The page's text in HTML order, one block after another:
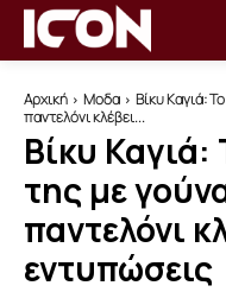
Αρχική Μοδα
Βίκυ Καγιά:
παντελόνι κλέβει...
Βίκυ Καγιά:
της με
παντελόνι
εντυπώσεις